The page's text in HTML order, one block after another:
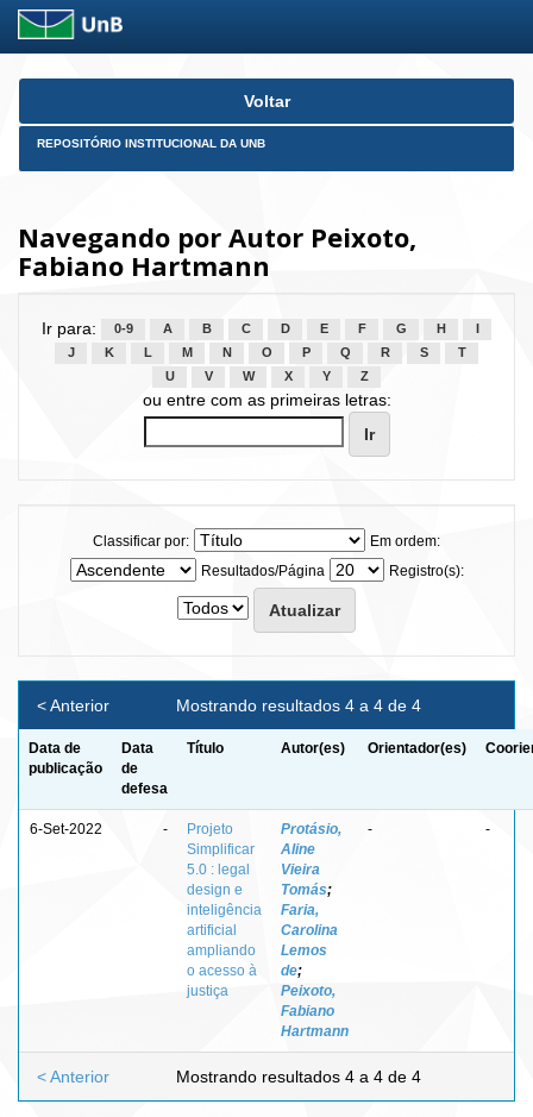
Skip
Voltar
REPOSITÓRIO INSTITUCIONAL DA UNB
Navegando por Autor Peixoto,
Fabiano Hartmann
Ir para: 0-9 A B C D E F G H
J
K L M N O P Q R S
T
U
V W X Y Z
ou entre com as primeiras letras:
Classificar por:
Em ordem:
Resultados/Página
Registro(s):
Mostrando resultados 4 a 4 de 4
< Anterior
Data de
publicação
Data
de
defesa
Título Autor(es) Orientador(es)
6-Set-2022 -
Projeto
Simplificar
5.0 : legal
design e
inteligência
artificial
ampliando
o acesso à
justiça
Protásio,
Aline
Vieira
Tomás;
Faria,
Carolina
Lemos
de;
Peixoto,
Fabiano
Hartmann
- -
Mostrando resultados 4 a 4 de 4
< Anterior